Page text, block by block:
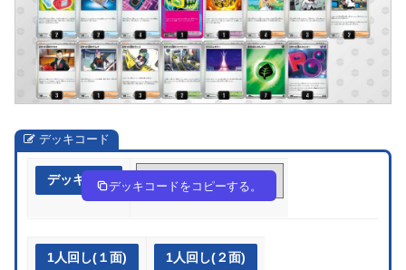
デッキコード
デッキ作成 1FFb1b-Kgu5Bx-Ffkkdv
デッキコードをコピーする。
1人回し(１面) 1人回し(２面)